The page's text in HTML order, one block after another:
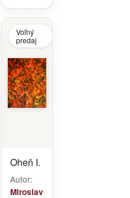
Voľný
predaj
Oheň I.
Autor:
Miroslav